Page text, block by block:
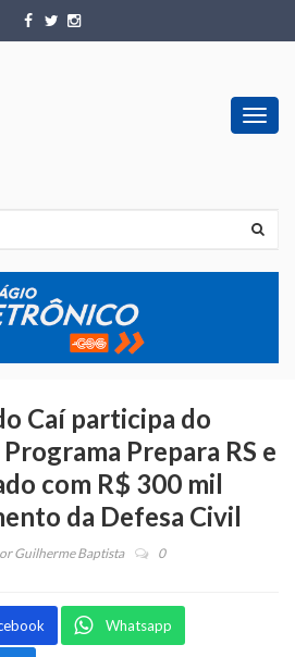
Caí participa do
Prepara RS e
com R$ 300 mil
da Defesa Civil
Guilherme Baptista 0
Whatsapp